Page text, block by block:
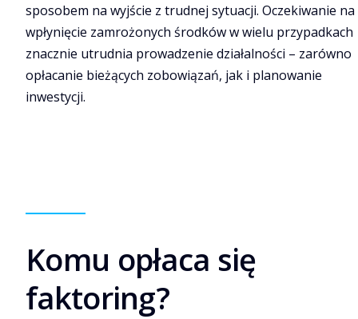
sposobem na wyjście z trudnej sytuacji. Oczekiwanie na
wpłynięcie zamrożonych środków w wielu przypadkach
znacznie utrudnia prowadzenie działalności – zarówno
opłacanie bieżących zobowiązań, jak i planowanie
inwestycji.
Komu opłaca się
faktoring?